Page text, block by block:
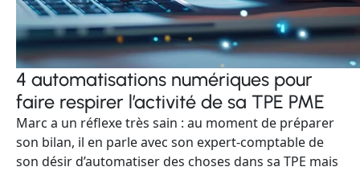
4 automatisations numériques pour
faire respirer l’activité de sa TPE PME
Marc a un réflexe très sain : au moment de préparer
son bilan, il en parle avec son expert-comptable de
son désir d’automatiser des choses dans sa TPE mais